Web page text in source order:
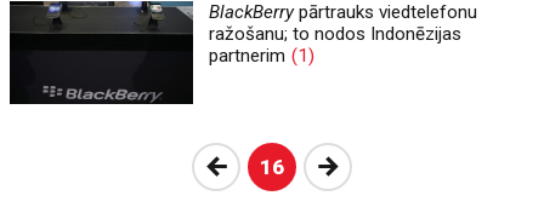
BlackBerrypārtrauks viedtelefonu
ražošanu; to nodos Indonēzijas
partnerim (1)
Atpakaļ
16 Nākošā